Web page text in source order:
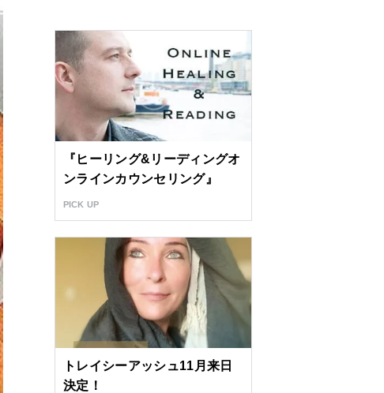
『ヒーリング&リーディングオ
ンラインカウンセリング』
PICK UP
トレイシーアッシュ11月来日
決定！